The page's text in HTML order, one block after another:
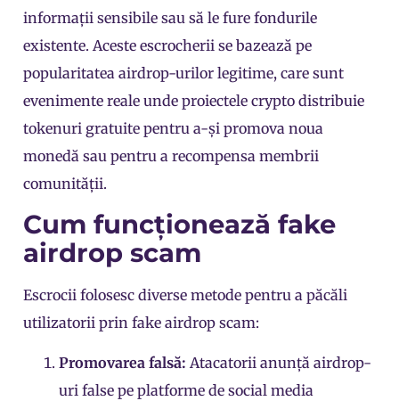
informații sensibile sau să le fure fondurile
existente. Aceste escrocherii se bazează pe
popularitatea airdrop-urilor legitime, care sunt
evenimente reale unde proiectele crypto distribuie
tokenuri gratuite pentru a-și promova noua
monedă sau pentru a recompensa membrii
comunității.
Cum funcționează fake
airdrop scam
Escrocii folosesc diverse metode pentru a păcăli
utilizatorii prin fake airdrop scam:
Promovarea falsă: Atacatorii anunță airdrop-
uri false pe platforme de social media